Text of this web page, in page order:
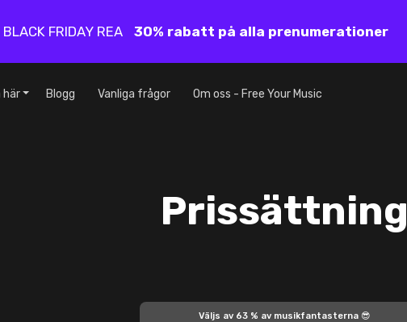
BLACK FRIDAY REA 30% rabatt på alla prenumerationer
här Blogg Vanliga frågor Om oss - Free Your Music
Prissättning
Väljs av 63 % av musikfantasterna 😎